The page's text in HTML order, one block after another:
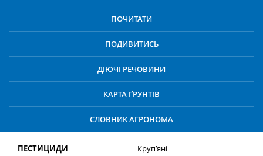
ПОЧИТАТИ
ПОДИВИТИСЬ
ДІЮЧІ РЕЧОВИНИ
КАРТА ҐРУНТІВ
СЛОВНИК АГРОНОМА
ПЕСТИЦИДИ
Круп’яні